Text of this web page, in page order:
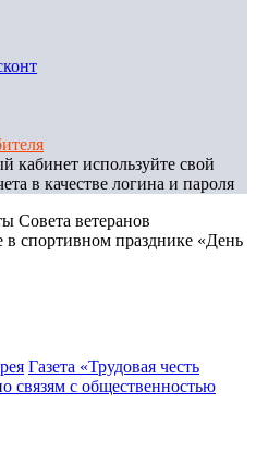
кабинет используйте свой
в качестве логина и пароля
Совета ветеранов
в спортивном празднике «День
Газета «Трудовая честь
связям с общественностью